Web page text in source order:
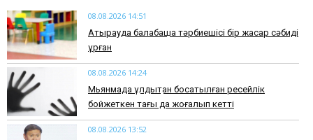
08.08.2026 14:51
Атырауда балабақша тәрбиешісі бір жасар сәбиді
ұрған
08.08.2026 14:24
Мьянмада құлдықтан босатылған ресейлік
бойжеткен тағы да жоғалып кетті
08.08.2026 13:52